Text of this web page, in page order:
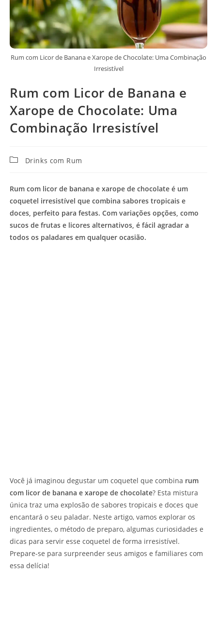
Rum com Licor de Banana e Xarope de Chocolate: Uma Combinação
Irresistível
Rum com Licor de Banana e
Xarope de Chocolate: Uma
Combinação Irresistível
CategoriaDrinks com Rum
Rum com licor de banana e xarope de chocolate é um
coquetel irresistível que combina sabores tropicais e
doces, perfeito para festas. Com variações opções, como
sucos de frutas e licores alternativos, é fácil agradar a
todos os paladares em qualquer ocasião.
Você já imaginou degustar um coquetel que combina rum
com licor de banana e xarope de chocolate? Esta mistura
única traz uma explosão de sabores tropicais e doces que
encantará o seu paladar. Neste artigo, vamos explorar os
ingredientes, o método de preparo, algumas curiosidades e
dicas para servir esse coquetel de forma irresistível.
Prepare-se para surpreender seus amigos e familiares com
essa delícia!